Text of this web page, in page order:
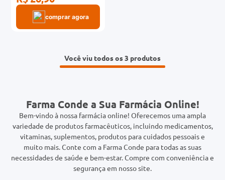
comprar agora
Você viu todos os 3
Farma Conde a Sua Farmácia Online!
Bem-vindo à nossa farmácia online! Oferecemos uma ampla
variedade de produtos farmacêuticos, incluindo medicamentos,
vitaminas, suplementos, produtos para cuidados pessoais e
muito mais. Conte com a Farma Conde para todas as suas
necessidades de saúde e bem-estar. Compre com conveniência e
segurança em nosso site.